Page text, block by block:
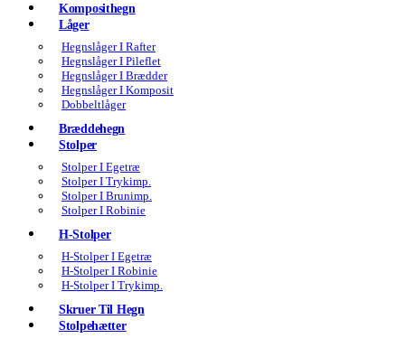
Komposithegn
Låger
Hegnslåger I Rafter
Hegnslåger I Pileflet
Hegnslåger I Brædder
Hegnslåger I Komposit
Dobbeltlåger
Bræddehegn
Stolper
Stolper I Egetræ
Stolper I Trykimp.
Stolper I Brunimp.
Stolper I Robinie
H-Stolper
H-Stolper I Egetræ
H-Stolper I Robinie
H-Stolper I Trykimp.
Skruer Til Hegn
Stolpehætter